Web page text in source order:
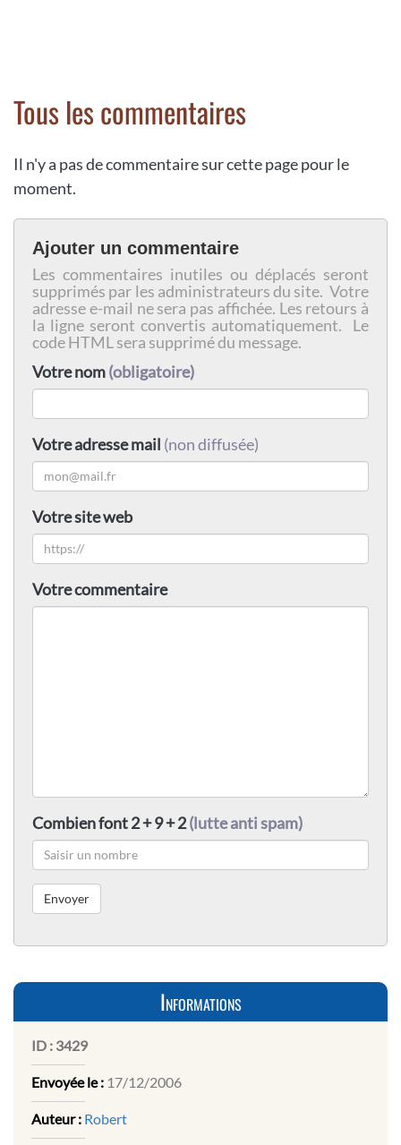
Tous les commentaires
Il n'y a pas de commentaire sur cette page pour le
moment.
Ajouter un commentaire
Les commentaires inutiles ou déplacés seront
supprimés par les administrateurs du site. Votre
adresse e-mail ne sera pas affichée. Les retours à
la ligne seront convertis automatiquement. Le
code HTML sera supprimé du message.
Votre nom(obligatoire)
Votre adresse mail (non diffusée)
Votre site web
Votre commentaire
Combien font 2 + 9 + 2(lutte anti spam)
Informations
ID : 3429
Envoyée le : 17/12/2006
Auteur : Robert